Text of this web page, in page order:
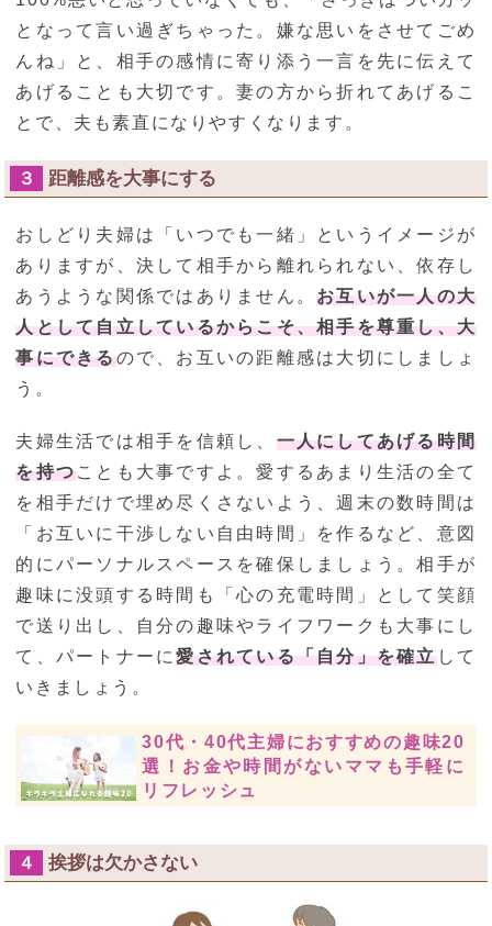
となって言い過ぎちゃった。嫌な思いをさせてごめ
んね」と、相手の感情に寄り添う一言を先に伝えて
あげることも大切です。妻の方から折れてあげるこ
とで、夫も素直になりやすくなります。
３ 距離感を大事にする
おしどり夫婦は「いつでも一緒」というイメージが
ありますが、決して相手から離れられない、依存し
あうような関係ではありません。お互いが一人の大
人として自立しているからこそ、相手を尊重し、大
事にできるので、お互いの距離感は大切にしましょ
う。
夫婦生活では相手を信頼し、 一人にしてあげる時間
を持つことも大事ですよ。愛するあまり生活の全て
を相手だけで埋め尽くさないよう、週末の数時間は
「お互いに干渉しない自由時間」を作るなど、意図
的にパーソナルスペースを確保しましょう。相手が
趣味に没頭する時間も「心の充電時間」として笑顔
で送り出し、自分の趣味やライフワークも大事にし
て、パートナーに愛されている「自分」を確立して
いきましょう。
30代・40代主婦におすすめの趣味20
選！お金や時間がないママも手軽に
リフレッシュ
４ 挨拶は欠かさない